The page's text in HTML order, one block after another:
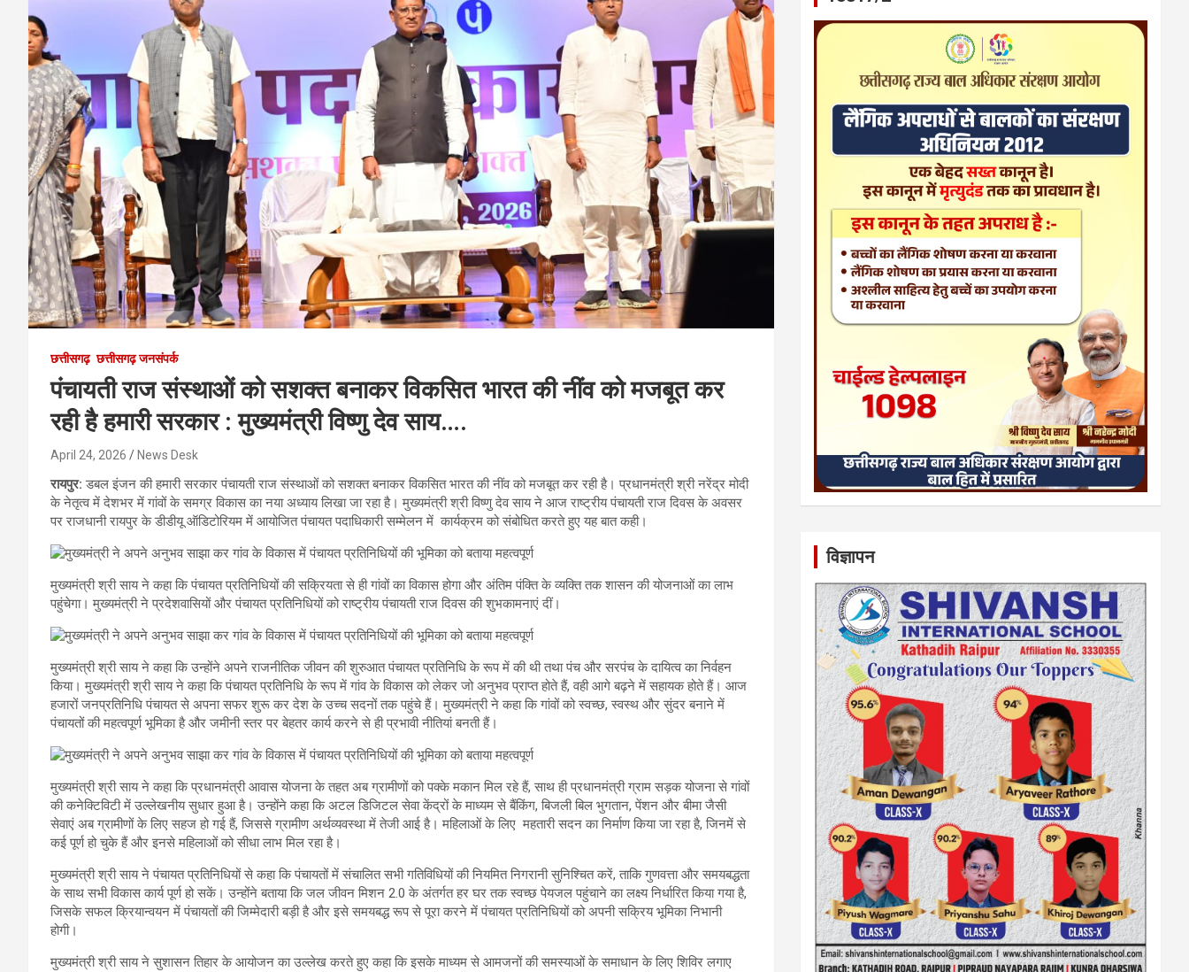
छत्तीसगढ़ छत्तीसगढ़ जनसंपर्क
पंचायती राज संस्थाओं को सशक्त बनाकर विकसित भारत की नींव को मजबूत कर
रही है हमारी सरकार : मुख्यमंत्री विष्णु देव साय….
April 24, 2026 News Desk
रायपुर:डबल इंजन की हमारी सरकार पंचायती राज संस्थाओं को सशक्त बनाकर विकसित भारत की नींव को मजबूत कर रही है। प्रधानमंत्री श्री नरेंद्र मोदी
के नेतृत्व में देशभर में गांवों के समग्र विकास का नया अध्याय लिखा जा रहा है। मुख्यमंत्री श्री विष्णु देव साय ने आज राष्ट्रीय पंचायती राज दिवस के अवसर
पर राजधानी रायपुर के डीडीयू ऑडिटोरियम में आयोजित पंचायत पदाधिकारी सम्मेलन में कार्यक्रम को संबोधित करते हुए यह बात कही।
मुख्यमंत्री श्री साय ने कहा कि पंचायत प्रतिनिधियों की सक्रियता से ही गांवों का विकास होगा और अंतिम पंक्ति के व्यक्ति तक शासन की योजनाओं का लाभ
पहुंचेगा। मुख्यमंत्री ने प्रदेशवासियों और पंचायत प्रतिनिधियों को राष्ट्रीय पंचायती राज दिवस की शुभकामनाएं दीं।
मुख्यमंत्री श्री साय ने कहा कि उन्होंने अपने राजनीतिक जीवन की शुरुआत पंचायत प्रतिनिधि के रूप में की थी तथा पंच और सरपंच के दायित्व का निर्वहन
किया। मुख्यमंत्री श्री साय ने कहा कि पंचायत प्रतिनिधि के रूप में गांव के विकास को लेकर जो अनुभव प्राप्त होते हैं, वही आगे बढ़ने में सहायक होते हैं। आज
हजारों जनप्रतिनिधि पंचायत से अपना सफर शुरू कर देश के उच्च सदनों तक पहुंचे हैं। मुख्यमंत्री ने कहा कि गांवों को स्वच्छ, स्वस्थ और सुंदर बनाने में
पंचायतों की महत्वपूर्ण भूमिका है और जमीनी स्तर पर बेहतर कार्य करने से ही प्रभावी नीतियां बनती हैं।
मुख्यमंत्री श्री साय ने कहा कि प्रधानमंत्री आवास योजना के तहत अब ग्रामीणों को पक्के मकान मिल रहे हैं, साथ ही प्रधानमंत्री ग्राम सड़क योजना से गांवों
की कनेक्टिविटी में उल्लेखनीय सुधार हुआ है। उन्होंने कहा कि अटल डिजिटल सेवा केंद्रों के माध्यम से बैंकिंग, बिजली बिल भुगतान, पेंशन और बीमा जैसी
सेवाएं अब ग्रामीणों के लिए सहज हो गई हैं, जिससे ग्रामीण अर्थव्यवस्था में तेजी आई है। महिलाओं के लिए महतारी सदन का निर्माण किया जा रहा है, जिनमें से
कई पूर्ण हो चुके हैं और इनसे महिलाओं को सीधा लाभ मिल रहा है।
मुख्यमंत्री श्री साय ने पंचायत प्रतिनिधियों से कहा कि पंचायतों में संचालित सभी गतिविधियों की नियमित निगरानी सुनिश्चित करें, ताकि गुणवत्ता और समयबद्धता
के साथ सभी विकास कार्य पूर्ण हो सकें। उन्होंने बताया कि जल जीवन मिशन 2.0 के अंतर्गत हर घर तक स्वच्छ पेयजल पहुंचाने का लक्ष्य निर्धारित किया गया है,
जिसके सफल क्रियान्वयन में पंचायतों की जिम्मेदारी बड़ी है और इसे समयबद्ध रूप से पूरा करने में पंचायत प्रतिनिधियों को अपनी सक्रिय भूमिका निभानी
होगी।
मुख्यमंत्री श्री साय ने सुशासन तिहार के आयोजन का उल्लेख करते हुए कहा कि इसके माध्यम से आमजनों की समस्याओं के समाधान के लिए शिविर लगाए
विज्ञापन